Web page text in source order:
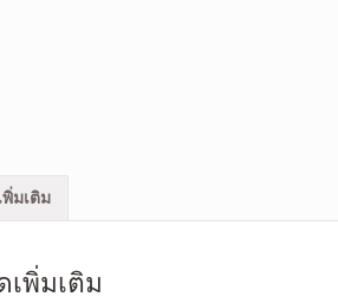
พิ่มเติม
เพิ่มเติม